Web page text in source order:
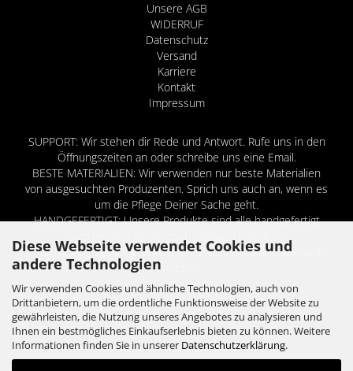
Diese Webseite verwendet Cookies und
andere Technologien
Wir verwenden Cookies und ähnliche Technologien, auch von
Drittanbietern, um die ordentliche Funktionsweise der Website zu
gewährleisten, die Nutzung unseres Angebotes zu analysieren und
Ihnen ein bestmögliches Einkaufserlebnis bieten zu können. Weitere
Informationen finden Sie in unserer Datenschutzerklärung.
Unsere AGB
WIDERRUF
Datenschutz
Versand
Karriere
Kontakt
Impressum
SUPPORT: Wir stehen dir Rede und Antwort. Rufe uns in den
Öffnungszeiten an oder schreibe uns eine Email.
BESTE MATERIALIEN: Wir verwenden nur beste Materialien
von ausgesuchten Produzenten. Sprich uns auch an, wenn es
um die Pflege Deiner Sache geht.
HANDGEFERTIGT: Unsere Produkte sind alle handgefertigt
EIGENES DESIGN: Wir entwerfen unsere Produkte allesamt
selbst.
UNSERE PARTNER